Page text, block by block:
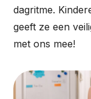
dagritme.
geeft ze een
met ons mee!